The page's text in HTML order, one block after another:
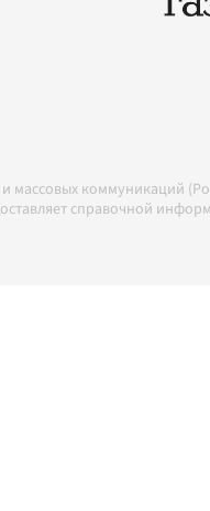
массовых коммуникаций
справочной